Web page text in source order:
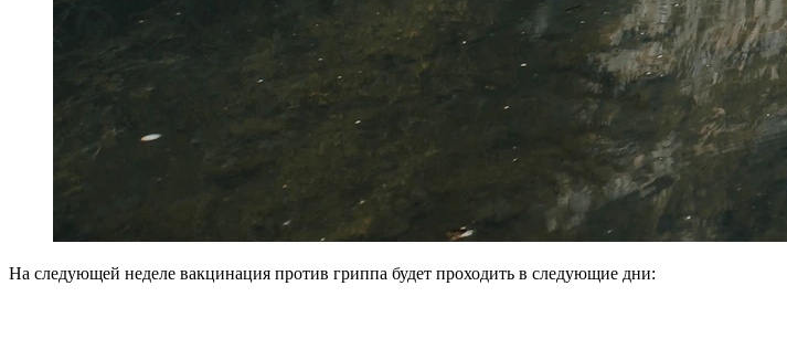
На следующей неделе вакцинация против гриппа будет проходить в следующие дни: